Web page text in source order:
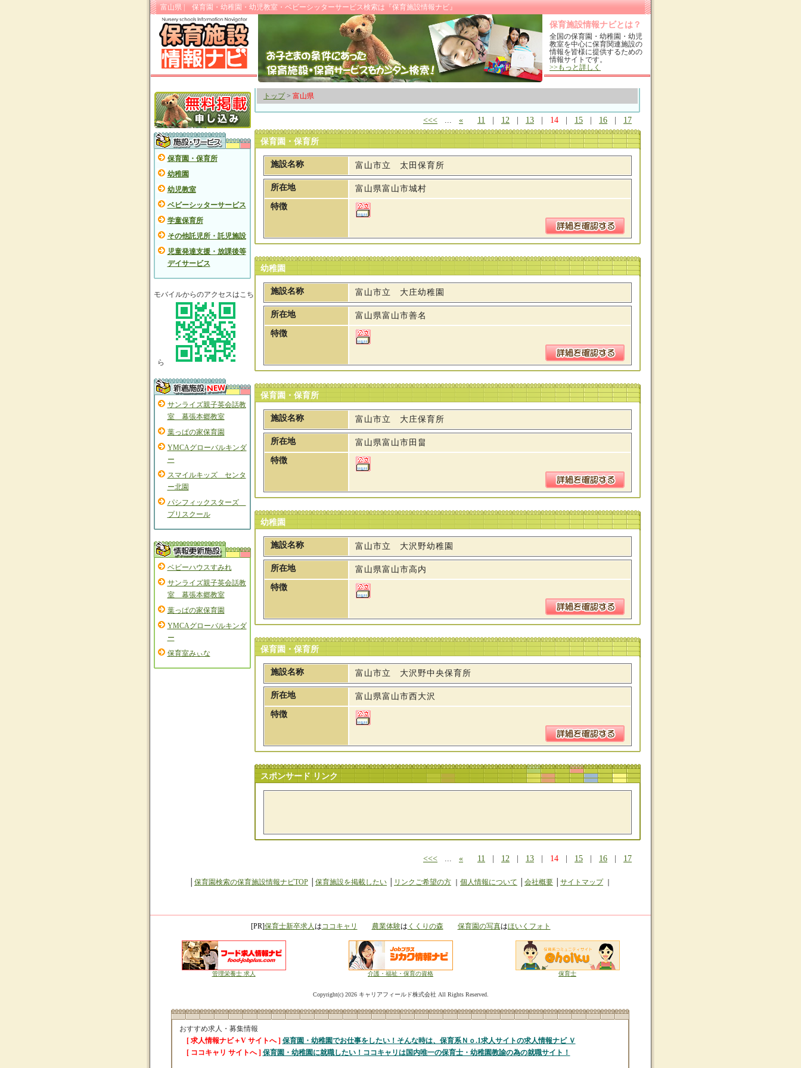
富山県 | 保育園・幼稚園・幼児教室・ベビーシッターサービス検索は『保育施設情報ナビ』
保育施設情報ナビとは？
全国の保育園・幼稚園・幼児
教室を中心に保育関連施設の
情報を皆様に提供するための
情報サイトです。
>>もっと詳しく
保育園・保育所
幼稚園
幼児教室
ベビーシッターサービス
学童保育所
その他託児所・託児施設
児童発達支援・放課後等
デイサービス
モバイルからのアクセスはこち
ら
サンライズ親子英会話教
室 幕張本郷教室
葉っぱの家保育園
YMCAグローバルキンダ
ー
スマイルキッズ センタ
ー北園
パシフィックスターズ
プリスクール
ベビーハウスすみれ
サンライズ親子英会話教
室 幕張本郷教室
葉っぱの家保育園
YMCAグローバルキンダ
ー
保育室みぃな
トップ> 富山県
<<< ... « 11 12 13 14 15 16 17
保育園・保育所
施設名称 富山市立 太田保育所
所在地
富山県富山市城村
特徴
幼稚園
施設名称 富山市立 大庄幼稚園
所在地
富山県富山市善名
特徴
保育園・保育所
施設名称 富山市立 大庄保育所
所在地
富山県富山市田畠
特徴
幼稚園
施設名称 富山市立 大沢野幼稚園
所在地
富山県富山市高内
特徴
保育園・保育所
施設名称 富山市立 大沢野中央保育所
所在地
富山県富山市西大沢
特徴
スポンサード リンク
<<< ... « 11 12 13 14 15 16 17
保育園検索の保育施設情報ナビTOP 保育施設を掲載したい リンクご希望の方 個人情報について 会社概要 サイトマップ｜
[PR]保育士新卒求人はココキャリ 農業体験は くくりの森 保育園の写真はほいくフォト
管理栄養士 求人 介護・福祉・保育の資格 保育士
Copyright(c) 2026 キャリアフィールド株式会社 All Rights Reserved.
おすすめ求人・募集情報
[ 求人情報ナビ＋V サイトへ ] 保育園・幼稚園でお仕事をしたい！そんな時は、保育系Ｎｏ.1求人サイトの求人情報ナビ Ｖ
[ ココキャリ サイトへ ] 保育園・幼稚園に就職したい！ココキャリは国内唯一の保育士・幼稚園教諭の為の就職サイト！